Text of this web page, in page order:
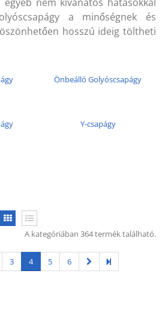
a minőségnek és
hosszú ideig töltheti
Önbeálló Golyóscsapágy
Y-csapágy
A kategóriában 364 termék található.
3 4 5 6